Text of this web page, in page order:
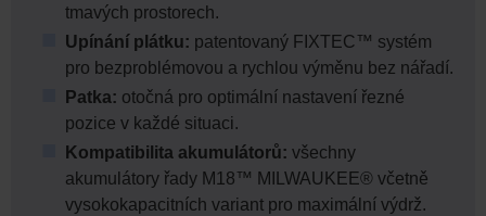
tmavých prostorech.
Upínání plátku: patentovaný FIXTEC™ systém
pro bezproblémovou a rychlou výměnu bez nářadí.
Patka: otočná pro optimální nastavení řezné
pozice v každé situaci.
Kompatibilita akumulátorů: všechny
akumulátory řady M18™ MILWAUKEE® včetně
vysokokapacitních variant pro maximální výdrž.